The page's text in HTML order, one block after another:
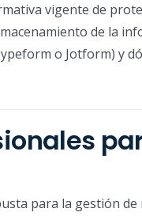
vigente de
de la
o Jotform) y
para la gestión